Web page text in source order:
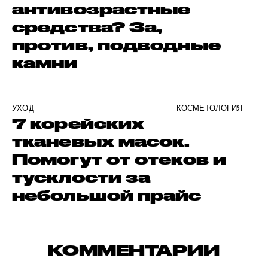
антивозрастные
средства? За,
против, подводные
камни
УХОД КОСМЕТОЛОГИЯ
7 корейских
тканевых масок.
Помогут от отеков и
тусклости за
небольшой прайс
КОММЕНТАРИИ